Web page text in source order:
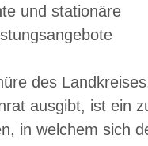
und stationäre
des
ausgibt, ist ein
in welchem sich